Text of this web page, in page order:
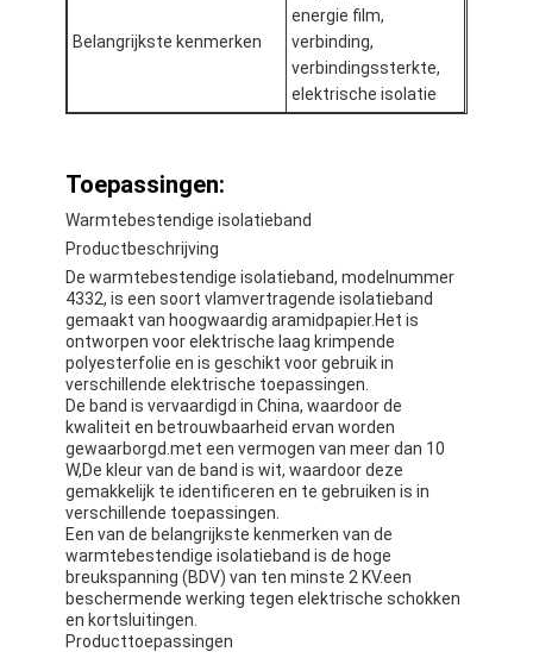
Belangrijkste kenmerken
energie film,
verbinding,
verbindingssterkte,
elektrische isolatie
Toepassingen:
Warmtebestendige isolatieband
Productbeschrijving
De warmtebestendige isolatieband, modelnummer
4332, is een soort vlamvertragende isolatieband
gemaakt van hoogwaardig aramidpapier.Het is
ontworpen voor elektrische laag krimpende
polyesterfolie en is geschikt voor gebruik in
verschillende elektrische toepassingen.
De band is vervaardigd in China, waardoor de
kwaliteit en betrouwbaarheid ervan worden
gewaarborgd.met een vermogen van meer dan 10
W,De kleur van de band is wit, waardoor deze
gemakkelijk te identificeren en te gebruiken is in
verschillende toepassingen.
Een van de belangrijkste kenmerken van de
warmtebestendige isolatieband is de hoge
breukspanning (BDV) van ten minste 2 KV.een
beschermende werking tegen elektrische schokken
en kortsluitingen.
Producttoepassingen